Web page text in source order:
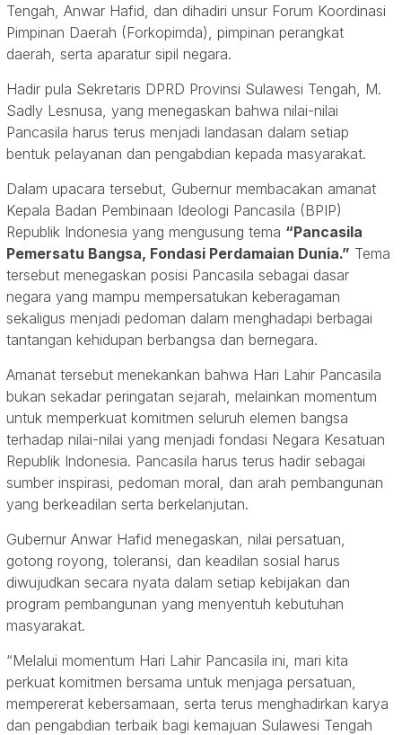
Tengah, Anwar Hafid, dan dihadiri unsur Forum Koordinasi
Pimpinan Daerah (Forkopimda), pimpinan perangkat
daerah, serta aparatur sipil negara.
Hadir pula Sekretaris DPRD Provinsi Sulawesi Tengah, M.
Sadly Lesnusa, yang menegaskan bahwa nilai-nilai
Pancasila harus terus menjadi landasan dalam setiap
bentuk pelayanan dan pengabdian kepada masyarakat.
Dalam upacara tersebut, Gubernur membacakan amanat
Kepala Badan Pembinaan Ideologi Pancasila (BPIP)
Republik Indonesia yang mengusung tema “Pancasila
Pemersatu Bangsa, Fondasi Perdamaian Dunia.” Tema
tersebut menegaskan posisi Pancasila sebagai dasar
negara yang mampu mempersatukan keberagaman
sekaligus menjadi pedoman dalam menghadapi berbagai
tantangan kehidupan berbangsa dan bernegara.
Amanat tersebut menekankan bahwa Hari Lahir Pancasila
bukan sekadar peringatan sejarah, melainkan momentum
untuk memperkuat komitmen seluruh elemen bangsa
terhadap nilai-nilai yang menjadi fondasi Negara Kesatuan
Republik Indonesia. Pancasila harus terus hadir sebagai
sumber inspirasi, pedoman moral, dan arah pembangunan
yang berkeadilan serta berkelanjutan.
Gubernur Anwar Hafid menegaskan, nilai persatuan,
gotong royong, toleransi, dan keadilan sosial harus
diwujudkan secara nyata dalam setiap kebijakan dan
program pembangunan yang menyentuh kebutuhan
masyarakat.
“Melalui momentum Hari Lahir Pancasila ini, mari kita
perkuat komitmen bersama untuk menjaga persatuan,
mempererat kebersamaan, serta terus menghadirkan karya
dan pengabdian terbaik bagi kemajuan Sulawesi Tengah